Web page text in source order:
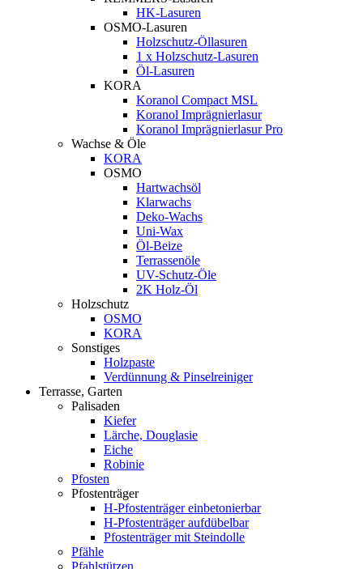
HK-Lasuren
OSMO-Lasuren
Holzschutz-Öllasuren
1 x Holzschutz-Lasuren
Öl-Lasuren
KORA
Koranol Compact MSL
Koranol Imprägnierlasur
Koranol Imprägnierlasur Pro
Wachse & Öle
KORA
OSMO
Hartwachsöl
Klarwachs
Deko-Wachs
Uni-Wax
Öl-Beize
Terrassenöle
UV-Schutz-Öle
2K Holz-Öl
Holzschutz
OSMO
KORA
Sonstiges
Holzpaste
Verdünnung & Pinselreiniger
Terrasse, Garten
Palisaden
Kiefer
Lärche, Douglasie
Eiche
Robinie
Pfosten
Pfostenträger
H-Pfostenträger einbetonierbar
H-Pfostenträger aufdübelbar
Pfostenträger mit Steindolle
Pfähle
Pfahlstützen